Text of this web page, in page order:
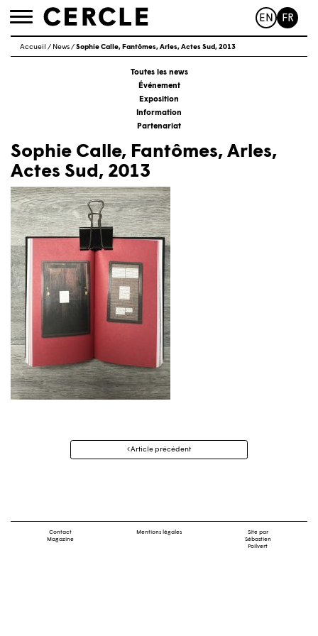
Toggle
EN FR
Accueil / News/Sophie Calle, Fantômes, Arles, Actes Sud, 2013
Toutes les news
Événement
Exposition
Information
Partenariat
Sophie Calle, Fantômes, Arles,
Actes Sud, 2013
Navigation
Article précédent
Contact
Magazine
Mentions légales
Site par
Sébastien
Poilvert